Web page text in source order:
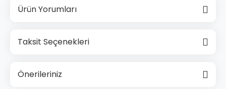
Ürün Yorumları
Taksit Seçenekleri
Önerileriniz